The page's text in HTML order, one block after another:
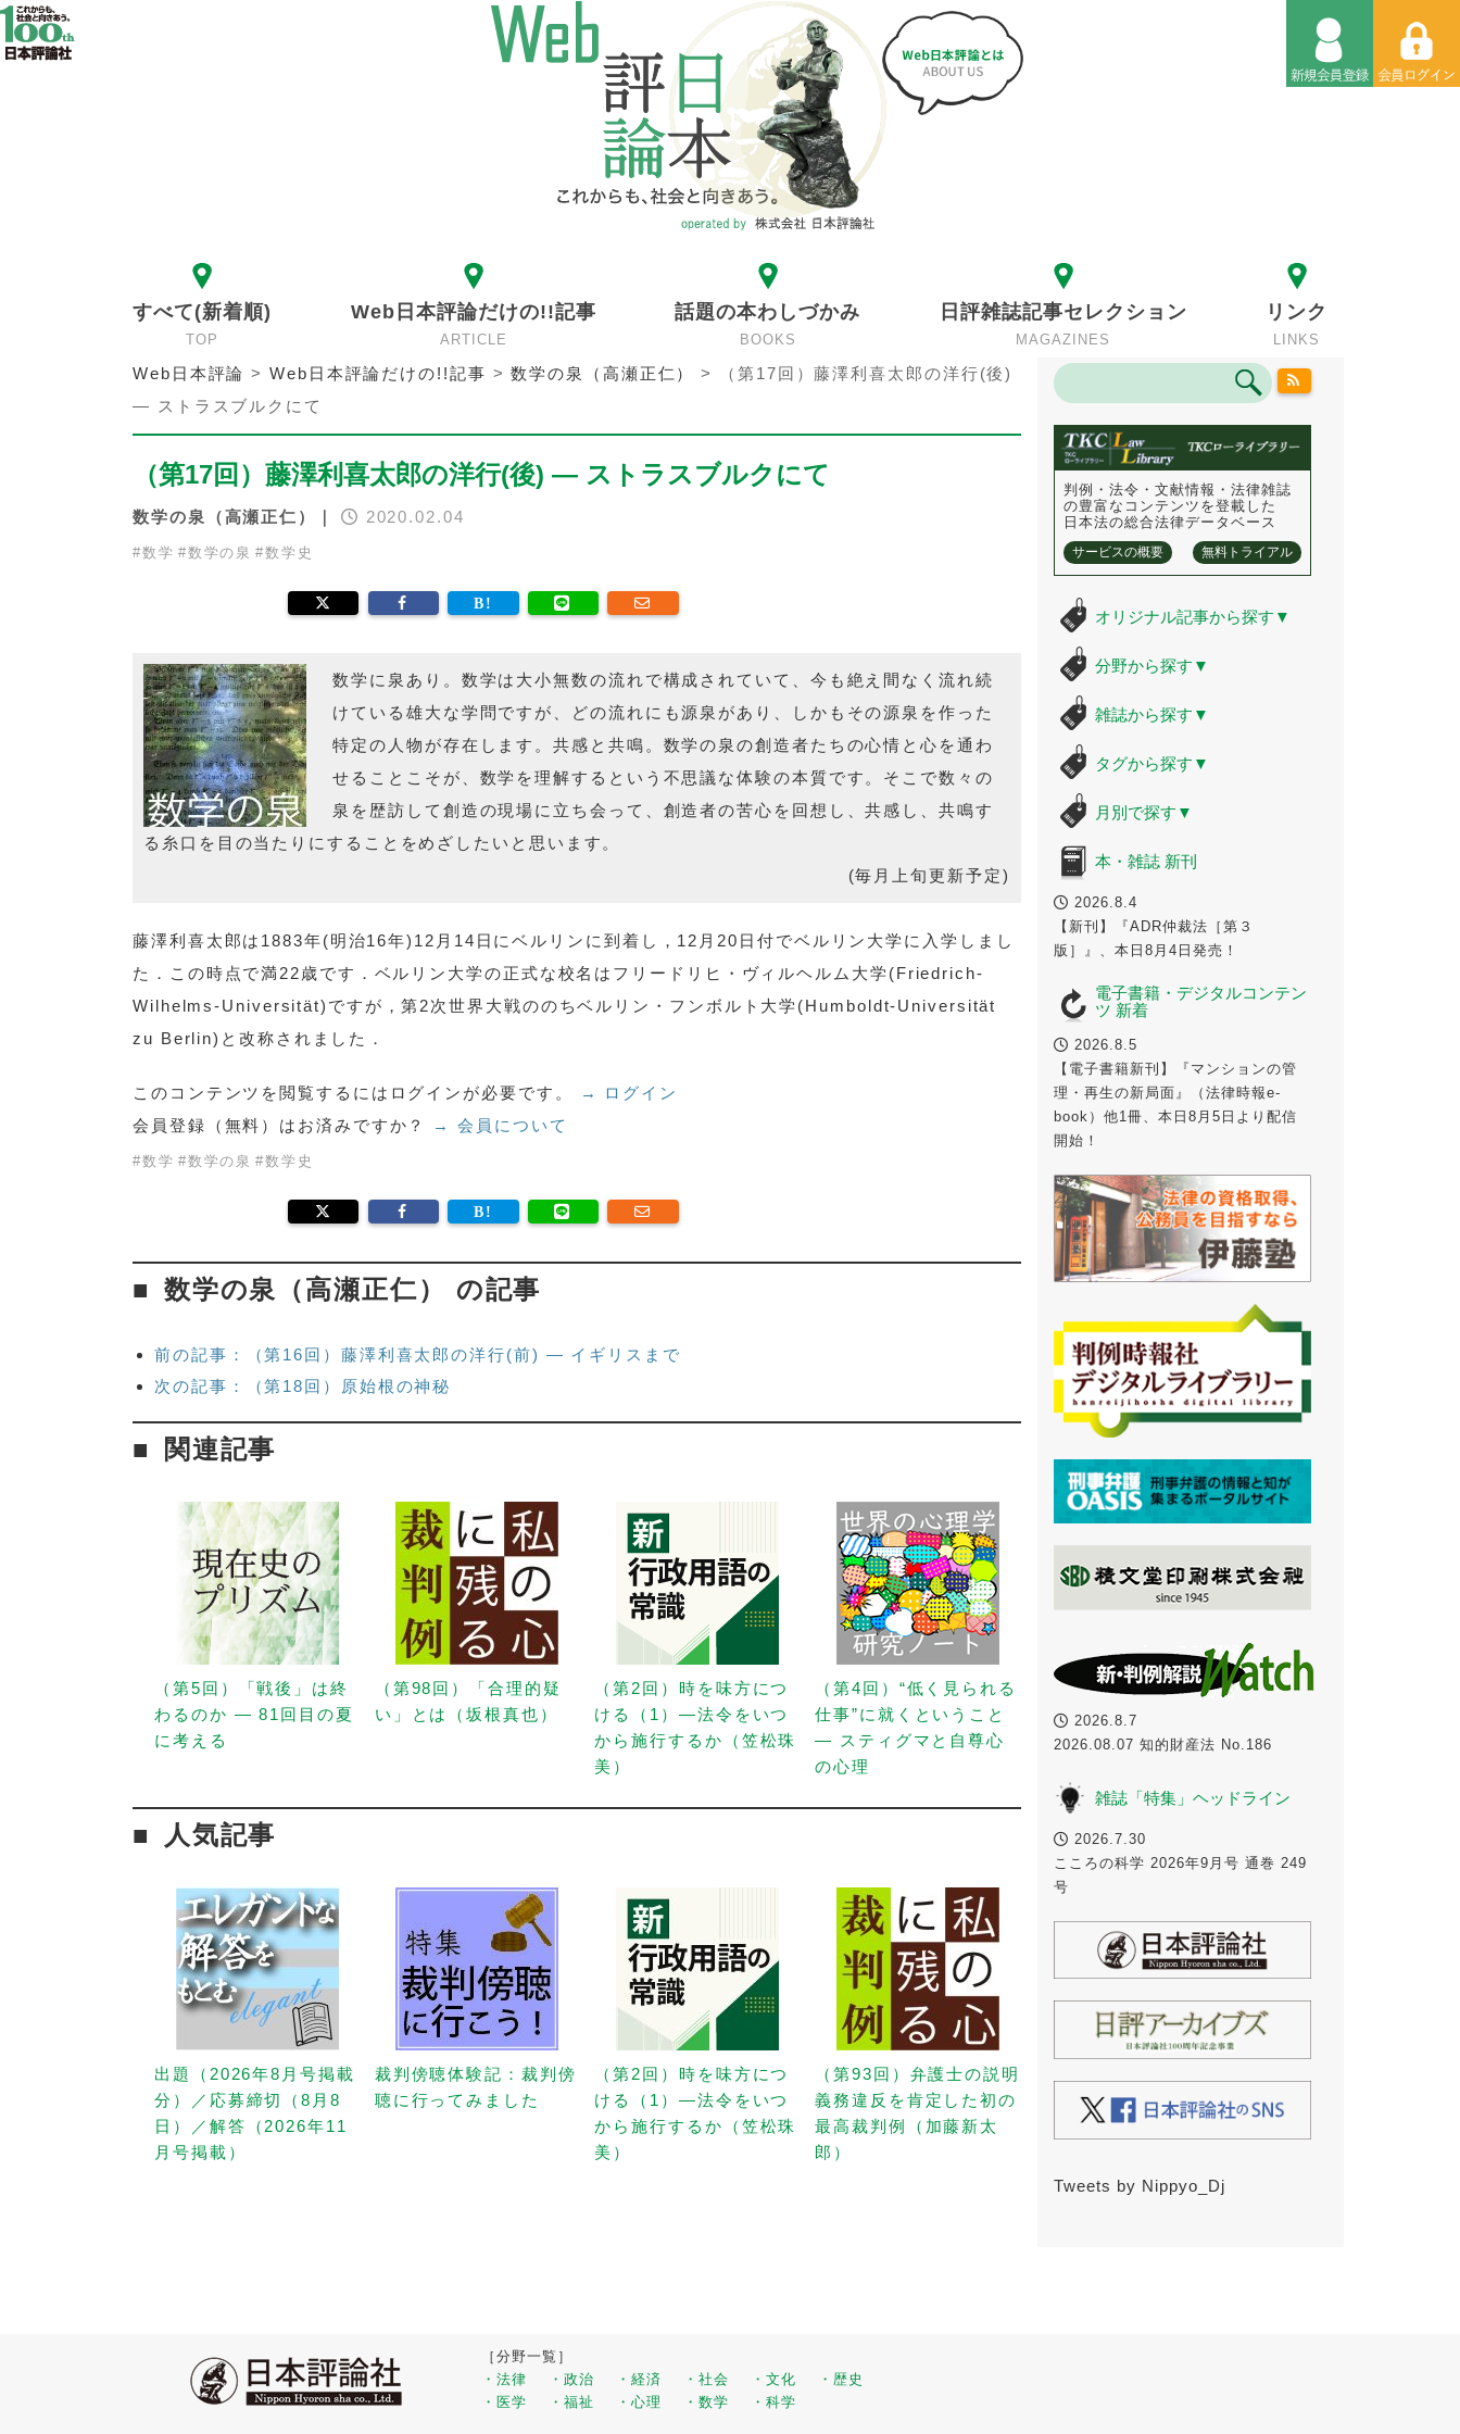
すべて(新着順)
TOP
Web日本評論だけの!!記事
ARTICLE
話題の本わしづかみ
BOOKS
日評雑誌記事セレクション
MAGAZINES
リンク
LINKS
Web日本評論 >Web日本評論だけの!!記事 >数学の泉（高瀬正仁） >
（第17回）藤澤利喜太郎の洋行(後)
— ストラスブルクにて
（第17回）藤澤利喜太郎の洋行(後) — ストラスブルクにて
数学の泉（高瀬正仁）｜ 2020.02.04
#数学 #数学の泉 #数学史
数学に泉あり。数学は大小無数の流れで構成されていて、今も絶え間なく流れ続
けている雄大な学問ですが、どの流れにも源泉があり、しかもその源泉を作った
特定の人物が存在します。共感と共鳴。数学の泉の創造者たちの心情と心を通わ
せることこそが、数学を理解するという不思議な体験の本質です。そこで数々の
泉を歴訪して創造の現場に立ち会って、創造者の苦心を回想し、共感し、共鳴す
る糸口を目の当たりにすることをめざしたいと思います。
(毎月上旬更新予定)
藤澤利喜太郎は1883年(明治16年)12月14日にベルリンに到着し，12月20日付でベルリン大学に入学しまし
た．この時点で満22歳です．ベルリン大学の正式な校名はフリードリヒ・ヴィルヘルム大学(Friedrich-
Wilhelms-Universität)ですが，第2次世界大戦ののちベルリン・フンボルト大学(Humboldt-Universität
zu Berlin)と改称されました．
このコンテンツを閲覧するにはログインが必要です。
→ ログイン
会員登録（無料）はお済みですか？
→ 会員について
#数学 #数学の泉 #数学史
数学の泉（高瀬正仁） の記事
前の記事：（第16回）藤澤利喜太郎の洋行(前) — イギリスまで
次の記事：（第18回）原始根の神秘
関連記事
（第5回）「戦後」は終
わるのか — 81回目の夏
に考える
（第98回）「合理的疑
い」とは（坂根真也）
（第2回）時を味方につ
ける（1）—法令をいつ
から施行するか（笠松珠
美）
（第4回）“低く見られる
仕事”に就くということ
— スティグマと自尊心
の心理
人気記事
出題（2026年8月号掲載
分）／応募締切（8月8
日）／解答（2026年11
月号掲載）
裁判傍聴体験記：裁判傍
聴に行ってみました
（第2回）時を味方につ
ける（1）—法令をいつ
から施行するか（笠松珠
美）
（第93回）弁護士の説明
義務違反を肯定した初の
最高裁判例（加藤新太
郎）
判例・法令・文献情報・法律雑誌
の豊富なコンテンツを登載した
日本法の総合法律データベース
サービスの概要 無料トライアル
オリジナル記事から探す ▼
分野から探す ▼
雑誌から探す ▼
タグから探す ▼
月別で探す ▼
本・雑誌 新刊
2026.8.4
【新刊】『ADR仲裁法［第３
版］』、本日8月4日発売！
電子書籍・デジタルコンテン
ツ 新着
2026.8.5
【電子書籍新刊】『マンションの管
理・再生の新局面』（法律時報e-
book）他1冊、本日8月5日より配信
開始！
2026.8.7
2026.08.07 知的財産法 No.186
雑誌「特集」ヘッドライン
2026.7.30
こころの科学 2026年9月号 通巻 249
号
Tweets by Nippyo_Dj
［分野一覧］
・法律
・政治 ・経済 ・社会 ・文化
・歴史
・医学
・福祉 ・心理 ・数学 ・科学